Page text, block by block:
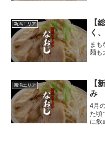
新潟エリア
【
く
まも
麺も
新潟エリア
【
み
4月
た頃
に飲